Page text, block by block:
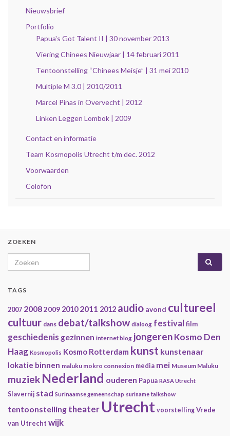
Nieuwsbrief
Portfolio
Papua's Got Talent II | 30 november 2013
Viering Chinees Nieuwjaar | 14 februari 2011
Tentoonstelling “Chinees Meisje” | 31 mei 2010
Multiple M 3.0 | 2010/2011
Marcel Pinas in Overvecht | 2012
Linken Leggen Lombok | 2009
Contact en informatie
Team Kosmopolis Utrecht t/m dec. 2012
Voorwaarden
Colofon
ZOEKEN
Search for:
TAGS
2007 20082009 2010 2011 2012 audio avond cultureel
cultuur dans debat/talkshow dialoog festival film
geschiedenis gezinnen internet blog jongerenKosmo Den
Haag Kosmopolis Kosmo Rotterdam kunst kunstenaar
lokatie binnen maluku mokro connexion media mei Museum Maluku
muziek Nederland ouderen Papua RASA Utrecht
Slavernij stad Surinaamse gemeenschap suriname talkshow
tentoonstelling theater Utrecht voorstelling Vrede
van Utrecht wijk